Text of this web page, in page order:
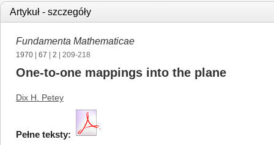
Artykuł - szczegóły
Fundamenta Mathematicae
1970 67 2 | 209-218
One-to-one mappings into the plane
Dix H. Petey
Pełne teksty: